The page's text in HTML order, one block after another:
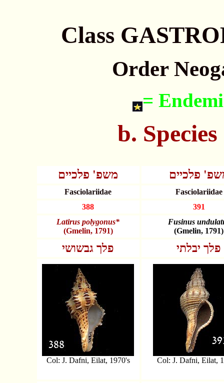
Order
=
b.
משפ' פלכיים פלכיים
Fasciolariidae
Fasciolariidae
388
391
Latirus polygonus*
(Gmelin, 1791)
Fusinus
(Gmelin, 1791)
פלך גבשושי פלך יבלתי
Col: J. Dafni, Eilat, 1970's Col: J. Dafni, Eilat,